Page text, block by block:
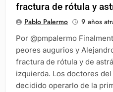
fractura de rótula y
Pablo Palermo 9 años
Por @pmpalermo
peores augurios y
fractura de rótula y de
izquierda. Los doctores
decidido operarlo de la